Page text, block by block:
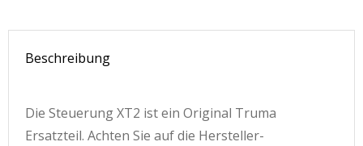
Beschreibung
Die Steuerung XT2 ist ein Original Truma
Ersatzteil. Achten Sie auf die Hersteller-